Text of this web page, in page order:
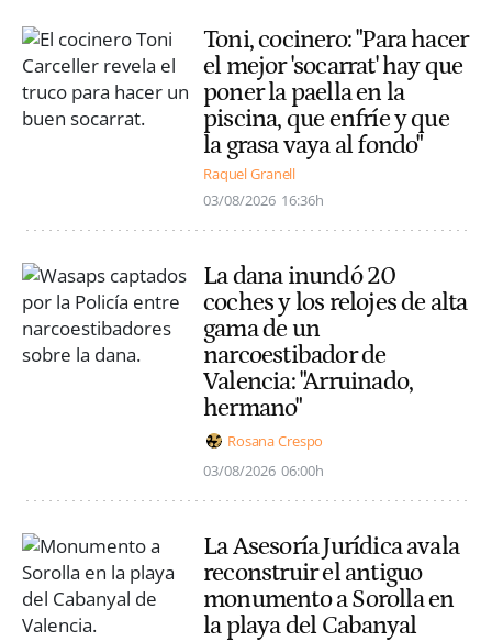
Toni, cocinero: "Para hacer
el mejor 'socarrat' hay que
poner la paella en la
piscina, que enfríe y que
la grasa vaya al fondo"
Raquel Granell
03/08/2026 16:36h
La dana inundó 20
coches y los relojes de alta
gama de un
narcoestibador de
Valencia: "Arruinado,
hermano"
Rosana Crespo
03/08/2026 06:00h
La Asesoría Jurídica avala
reconstruir el antiguo
monumento a Sorolla en
la playa del Cabanyal